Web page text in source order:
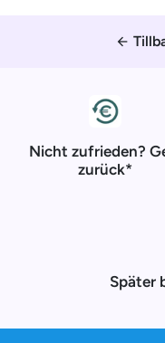
arrow_back
Nicht zufrieden?
zurück*
Später